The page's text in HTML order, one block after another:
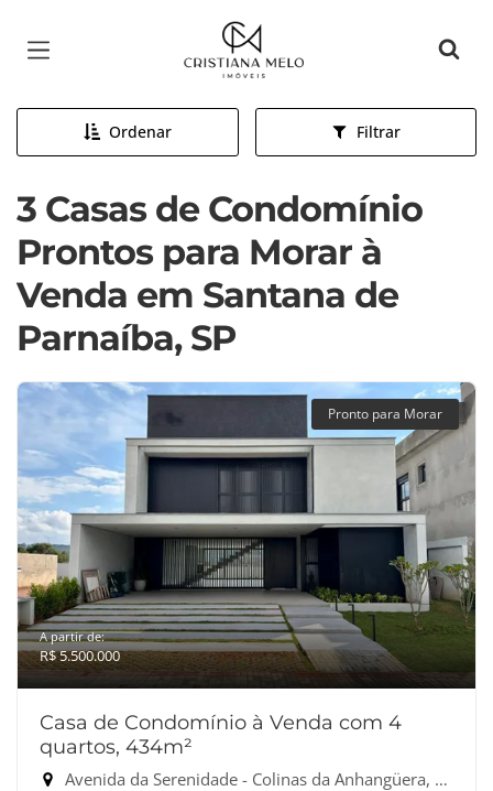
Página inicial
Ordenar Filtrar
3 Casas de Condomínio
Prontos para Morar à
Venda em Santana de
Parnaíba, SP
Pronto para Morar
A partir de:
R$ 5.500.000
Casa de Condomínio à Venda com 4
quartos, 434m²
Avenida da Serenidade - Colinas da Anhangüera, Santana de Parnaíba-SP